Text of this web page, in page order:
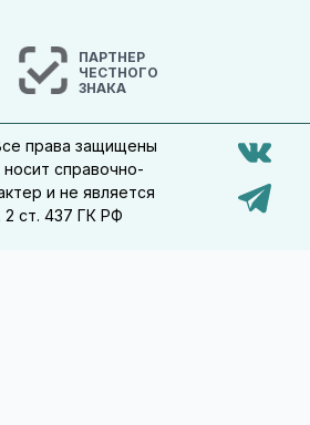
рекомендуется для
или угрожающими жизни
при угрозе возникновения
для внутривенного
в 10 мл стерильной воды для
ПАРТНЕР
ЧЕСТНОГО
ЗНАКА
права защищены
справочно-
и не является
2 ст. 437 ГК РФ